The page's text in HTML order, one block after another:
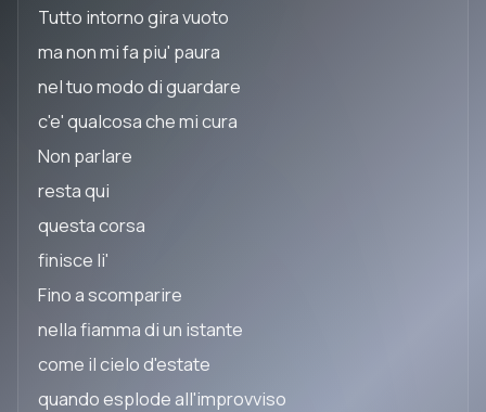
Tutto intorno gira vuoto
ma non mi fa piu' paura
nel tuo modo di guardare
c'e' qualcosa che mi cura
Non parlare
resta qui
questa corsa
finisce li'
Fino a scomparire
nella fiamma di un istante
come il cielo d'estate
quando esplode all'improvviso